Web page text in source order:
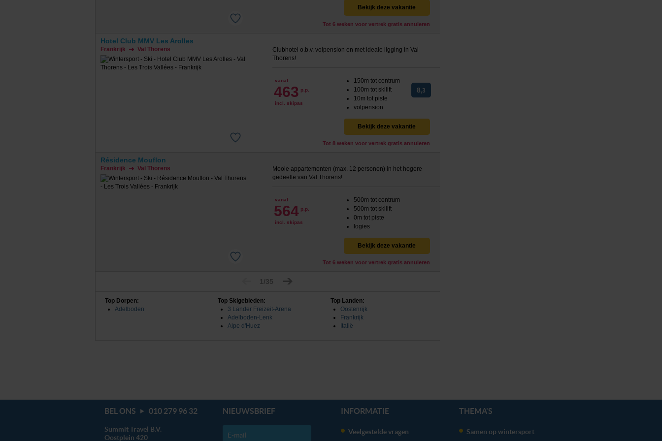
Bekijk deze vakantie
Tot 6 weken voor vertrek gratis annuleren
Hotel Club MMV Les Arolles
Frankrijk Val Thorens
Clubhotel o.b.v. volpension en met ideale ligging in Val
Thorens!
vanaf
463 p.p.
incl. skipas
150m tot centrum
100m tot skilift
10m tot piste
volpension
8,3
Bekijk deze vakantie
Tot 8 weken voor vertrek gratis annuleren
Résidence Mouflon
Frankrijk Val Thorens
Mooie appartementen (max. 12 personen) in het hogere
gedeelte van Val Thorens!
vanaf
564 p.p.
incl. skipas
500m tot centrum
500m tot skilift
0m tot piste
logies
Bekijk deze vakantie
Tot 6 weken voor vertrek gratis annuleren
1/35
Top Dorpen:
Adelboden
Top Skigebieden:
3 Länder Freizeit-Arena
Adelboden-Lenk
Alpe d'Huez
Top Landen:
Oostenrijk
Frankrijk
Italië
BEL ONS 010 279 96 32
Summit Travel B.V.
Oostplein 420
NIEUWSBRIEF INFORMATIE
Veelgestelde vragen
THEMA'S
Samen op wintersport